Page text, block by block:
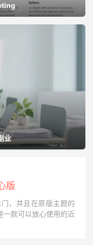
业
版
，并且在原版主题的
一款可以放心使用的近